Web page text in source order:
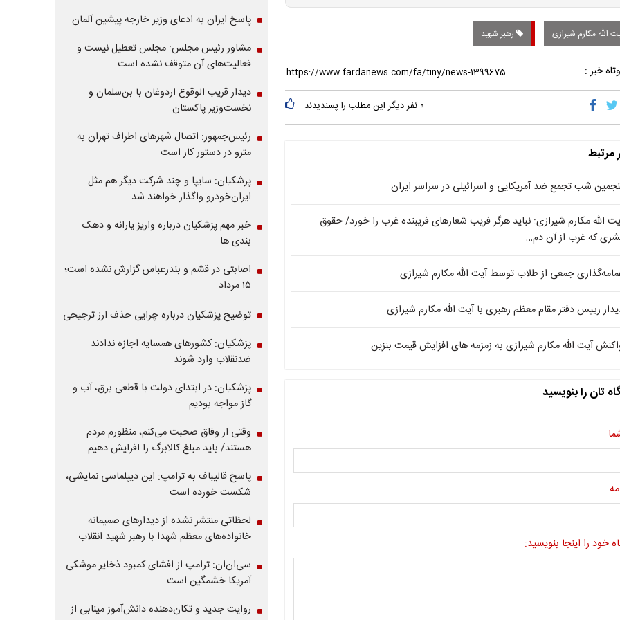
الله مکارم شیرازی رهبر شهید
خبر :
۰ نفر دیگر این مطلب را پسندیدند
مرتبط
شب تجمع ضد آمریکایی و اسرائیلی در سراسر ایران
الله مکارم شیرازی: نباید هرگز فریب شعارهای فریبنده غرب را خورد/ حقوق
که غرب از آن دم…
جمعی از طلاب توسط آیت الله مکارم شیرازی
رییس دفتر مقام معظم رهبری با آیت الله مکارم شیرازی
آیت الله مکارم شیرازی به زمزمه های افزایش قیمت بنزین
تان را بنویسید
خود را اینجا بنویسید:
پاسخ ایران به ادعای وزیر خارجه پیشین آلمان
مشاور رئیس مجلس: مجلس تعطیل نیست و
فعالیت‌های آن متوقف نشده است
دیدار قریب الوقوع اردوغان با بن‌سلمان و
نخست‌وزیر پاکستان
رئیس‌جمهور: اتصال شهرهای اطراف تهران به
مترو در دستور کار است
پزشکیان: سایپا و چند شرکت دیگر هم مثل
ایران‌خودرو واگذار خواهند شد
خبر مهم پزشکیان درباره واریز یارانه و دهک
بندی ها
اصابتی در قشم و بندرعباس گزارش نشده است؛
۱۵ مرداد
توضیح پزشکیان درباره چرایی حذف ارز ترجیحی
پزشکیان: کشورهای همسایه اجازه ندادند
ضدنقلاب وارد شوند
پزشکیان: در ابتدای دولت با قطعی برق، آب و
گاز مواجه بودیم
وقتی از وفاق صحبت می‌کنم، منظورم مردم
هستند/ باید مبلغ کالابرگ را افزایش دهیم
پاسخ قالیباف به ترامپ: این دیپلماسی نمایشی،
شکست خورده است
لحظاتی منتشر نشده از دیدارهای صمیمانه
خانواده‌های معظم شهدا با رهبر شهید انقلاب
سی‌ان‌ان: ترامپ از افشای کمبود ذخایر موشکی
آمریکا خشمگین است
روایت جدید و تکان‌دهنده دانش‌آموز مینابی از